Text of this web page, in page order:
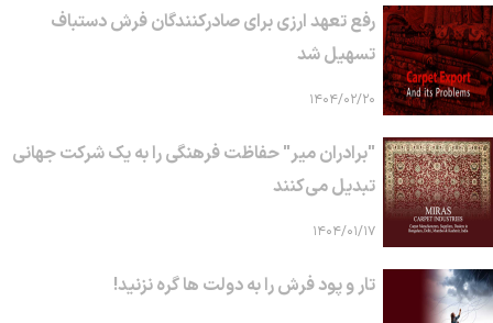
رفع تعهد ارزی برای صادرکنندگان فرش دستباف
تسهیل شد
۱۴۰۴/۰۲/۲۰
"برادران میر" حفاظت فرهنگی را به یک شرکت جهانی
تبدیل می‌کنند
۱۴۰۴/۰۱/۱۷
تار و پود فرش را به دولت ها گره نزنید!